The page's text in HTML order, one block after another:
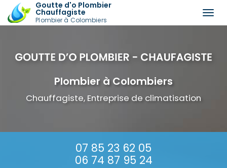
contenu
Goutte d'o Plombier
Chauffagiste
Plombier à Colombiers
Plombier à Colombiers
Chauffagiste, Entreprise de climatisation
07 85 23 62 05
06 74 87 95 24